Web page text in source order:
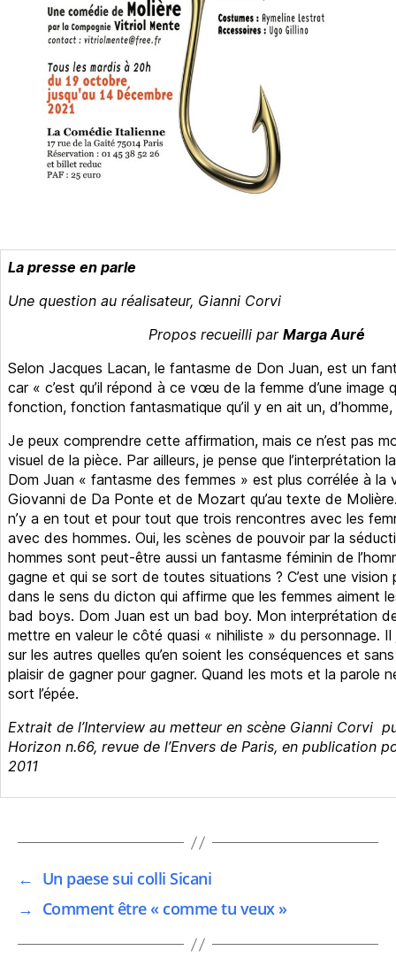
La presse en parle
Une question au réalisateur, Gianni Corvi
Propos recueilli par Marga Auré
Selon Jacques Lacan, le fantasme de Don Juan, est un
car « c’est qu’il répond à ce vœu de la femme d’une image
fonction, fonction fantasmatique qu’il y en ait un, d’homme,
Je peux comprendre cette affirmation, mais ce n’est pas
visuel de la pièce. Par ailleurs, je pense que l’interprétation
Dom Juan « fantasme des femmes » est plus corrélée à la
Giovanni de Da Ponte et de Mozart qu’au texte de
n’y a en tout et pour tout que trois rencontres avec les
avec des hommes. Oui, les scènes de pouvoir par la
hommes sont peut-être aussi un fantasme féminin de
gagne et qui se sort de toutes situations ? C’est une vision
dans le sens du dicton qui affirme que les femmes aiment
bad boys. Dom Juan est un bad boy. Mon interprétation
mettre en valeur le côté quasi « nihiliste » du personnage.
sur les autres quelles qu’en soient les conséquences et
plaisir de gagner pour gagner. Quand les mots et la parole
sort l’épée.
Extrait de l’Interview au metteur en scène Gianni Corvi
Horizon n.66, revue de l’Envers de Paris, en publication
2011
← Un paese sui colli Sicani
→ Comment être « comme tu veux »